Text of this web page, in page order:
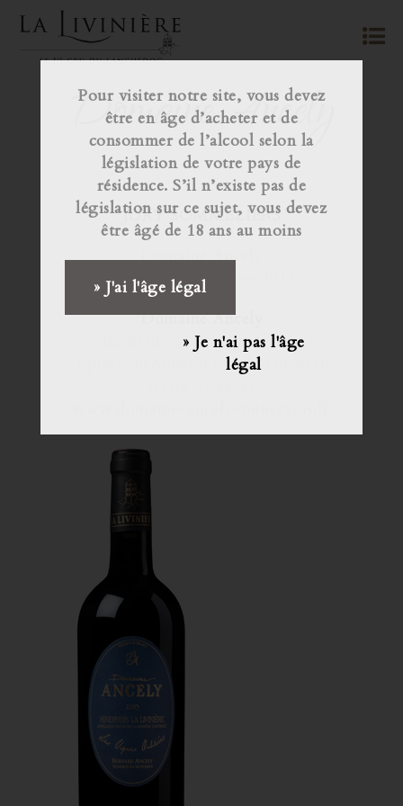
Pour visiter notre site, vous devez
être en âge d’acheter et de
consommer de l’alcool selon la
législation de votre pays de
résidence. S’il n’existe pas de
législation sur ce sujet, vous devez
être âgé de 18 ans au moins
» J'ai l'âge légal
» Je n'ai pas l'âge
légal
Domaine Ancely
JURY SOMMELIERS
Domaine Ancely
Les Vignes Oubliées 2013
Domaine Ancely
Bernard et Nathalie Ancely
4 place du Soleil d’Oc, 34210 Siran